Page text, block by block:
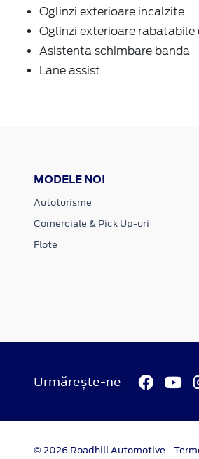
Oglinzi exterioare incalzite
Oglinzi exterioare rabatabile
Asistenta schimbare banda
Lane assist
MODELE NOI
Autoturisme
Comerciale & Pick Up-uri
Flote
Urmărește-ne
© 2026 Roadhill Automotive